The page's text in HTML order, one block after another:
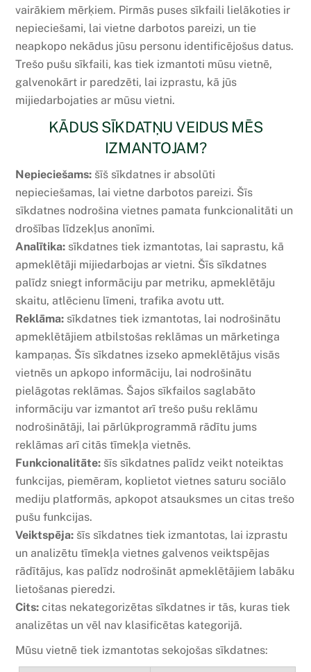
vairākiem mērķiem. Pirmās puses sīkfaili lielākoties ir
nepieciešami, lai vietne darbotos pareizi, un tie
neapkopo nekādus jūsu personu identificējošus datus.
Trešo pušu sīkfaili, kas tiek izmantoti mūsu vietnē,
galvenokārt ir paredzēti, lai izprastu, kā jūs
mijiedarbojaties ar mūsu vietni.
KĀDUS SĪKDATŅU VEIDUS MĒS
IZMANTOJAM?
Nepieciešams: šīš sīkdatnes ir absolūti
nepieciešamas, lai vietne darbotos pareizi. Šīs
sīkdatnes nodrošina vietnes pamata funkcionalitāti un
drošības līdzekļus anonīmi.
Analītika: sīkdatnes tiek izmantotas, lai saprastu, kā
apmeklētāji mijiedarbojas ar vietni. Šīs sīkdatnes
palīdz sniegt informāciju par metriku, apmeklētāju
skaitu, atlēcienu līmeni, trafika avotu utt.
Reklāma: sīkdatnes tiek izmantotas, lai nodrošinātu
apmeklētājiem atbilstošas reklāmas un mārketinga
kampaņas. Šīs sīkdatnes izseko apmeklētājus visās
vietnēs un apkopo informāciju, lai nodrošinātu
pielāgotas reklāmas. Šajos sīkfailos saglabāto
informāciju var izmantot arī trešo pušu reklāmu
nodrošinātāji, lai pārlūkprogrammā rādītu jums
reklāmas arī citās tīmekļa vietnēs.
Funkcionalitāte: šīs sīkdatnes palīdz veikt noteiktas
funkcijas, piemēram, koplietot vietnes saturu sociālo
mediju platformās, apkopot atsauksmes un citas trešo
pušu funkcijas.
Veiktspēja: šīs sīkdatnes tiek izmantotas, lai izprastu
un analizētu tīmekļa vietnes galvenos veiktspējas
rādītājus, kas palīdz nodrošināt apmeklētājiem labāku
lietošanas pieredzi.
Cits: citas nekategorizētas sīkdatnes ir tās, kuras tiek
analizētas un vēl nav klasificētas kategorijā.
Mūsu vietnē tiek izmantotas sekojošas sīkdatnes: